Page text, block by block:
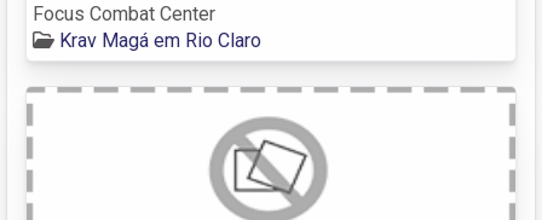
Focus Combat Center
Krav Magá em Rio Claro